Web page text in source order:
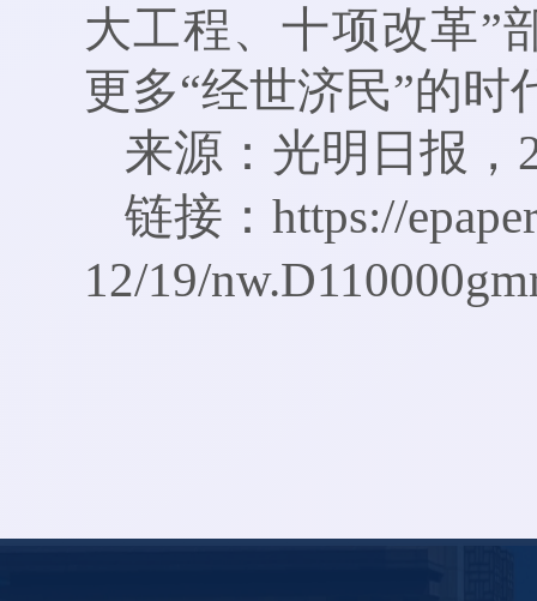
大工程、十项改革”
更多“经世济民”的时
来源：光明日报，
链接：https://
12/19/